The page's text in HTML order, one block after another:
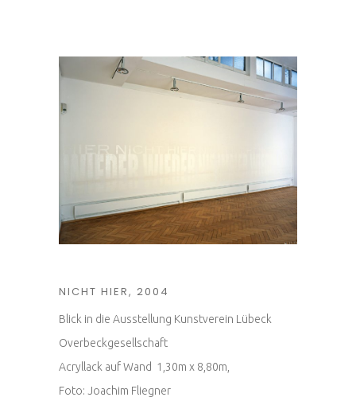
NICHT HIER, 2004
Blick in die Ausstellung Kunstverein Lübeck
Overbeckgesellschaft
Acryllack auf Wand 1,30m x 8,80m,
Foto: Joachim Fliegner